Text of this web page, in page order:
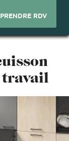
PRENDRE RDV
travail